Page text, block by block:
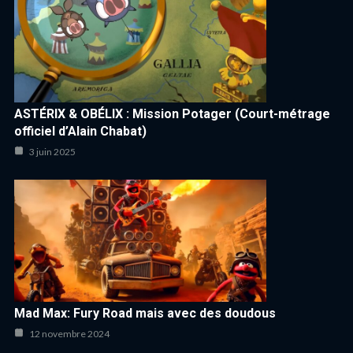
ASTÉRIX & OBÉLIX : Mission Potager (Court-métrage
officiel d’Alain Chabat)
3 juin 2025
Mad Max: Fury Road mais avec des doudous
12 novembre 2024